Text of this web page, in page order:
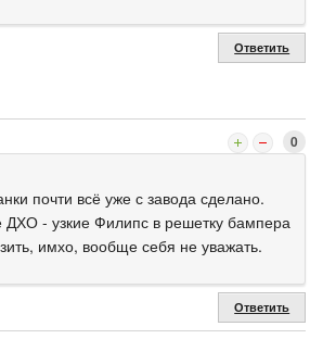
Ответить
0
почти всё уже с завода сделано.
ДХО - узкие Филипс в решетку бампера
имхо, вообще себя не уважать.
Ответить